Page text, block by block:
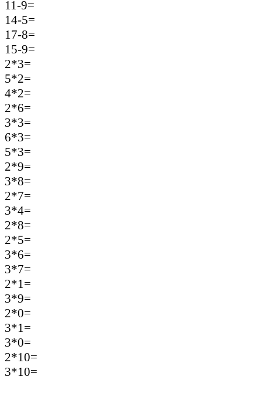
11-9=
14-5=
17-8=
15-9=
2*3=
5*2=
4*2=
2*6=
3*3=
6*3=
5*3=
2*9=
3*8=
2*7=
3*4=
2*8=
2*5=
3*6=
3*7=
2*1=
3*9=
2*0=
3*1=
3*0=
2*10=
3*10=